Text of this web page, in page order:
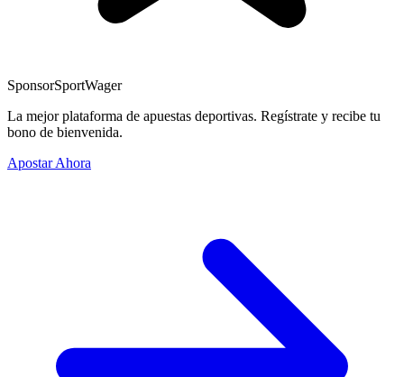
SponsorSportWager
La mejor plataforma de apuestas deportivas. Regístrate y recibe tu
bono de bienvenida.
Apostar Ahora